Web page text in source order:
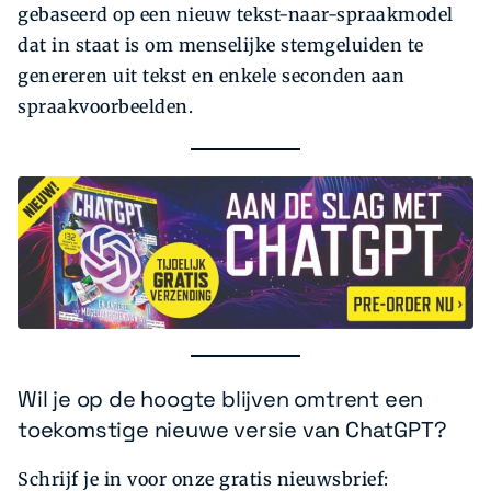
gebaseerd op een nieuw tekst-naar-spraakmodel
dat in staat is om menselijke stemgeluiden te
genereren uit tekst en enkele seconden aan
spraakvoorbeelden.
Wil je op de hoogte blijven omtrent een
toekomstige nieuwe versie van ChatGPT?
Schrijf je in voor onze gratis nieuwsbrief: